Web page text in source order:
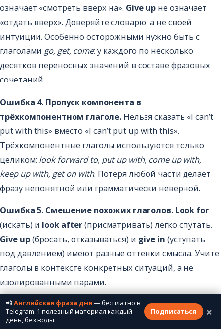
означает «смотреть вверх на». Give up не означает
«отдать вверх». Доверяйте словарю, а не своей
интуиции. Особенно осторожными нужно быть с
глаголами go, get, come: у каждого по несколько
десятков переносных значений в составе фразовых
сочетаний.
Ошибка 4. Пропуск компонента в
трёхкомпонентном глаголе. Нельзя сказать «I can’t
put with this» вместо «I can’t put up with this».
Трёхкомпонентные глаголы используются только
целиком: look forward to, put up with, come up with,
keep up with, get on with. Потеря любой части делает
фразу непонятной или грамматически неверной.
Ошибка 5. Смешение похожих глаголов. Look for
(искать) и look after(присматривать) легко спутать.
Give up(бросать, отказываться) и give in (уступать
под давлением) имеют разные оттенки смысла. Учите
глаголы в контексте конкретных ситуаций, а не
изолированными парами.
Фразовые глаголы осваиваются не через заучивание,
а через регулярный контакт с языком. Смотрите
📲Английская фраза дня — бесплатно в
Telegram. 1 полезный материал каждый
день, без воды.
Подписаться ×